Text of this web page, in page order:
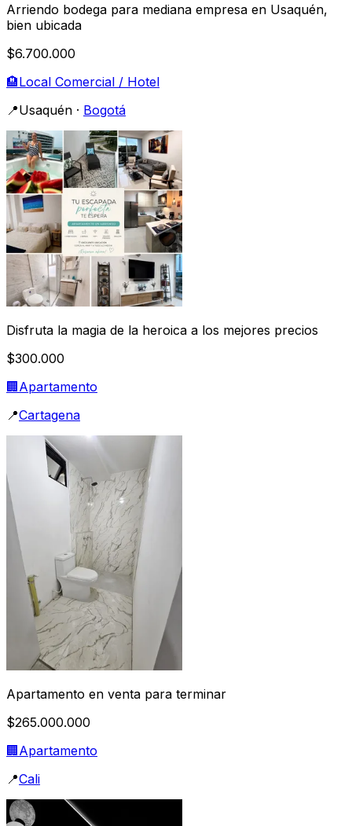
Arriendo bodega para mediana empresa en Usaquén,
bien ubicada
$6.700.000
🏨Local Comercial / Hotel
📍Usaquén · Bogotá
Disfruta la magia de la heroica a los mejores precios
$300.000
🏢Apartamento
📍Cartagena
Apartamento en venta para terminar
$265.000.000
🏢Apartamento
📍Cali